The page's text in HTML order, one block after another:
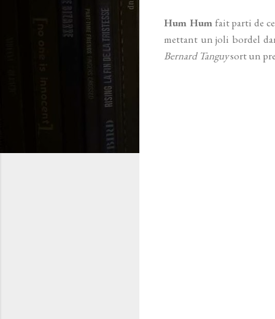
Hum Humfait parti de
mettant un joli bordel
Bernard Tanguysort un